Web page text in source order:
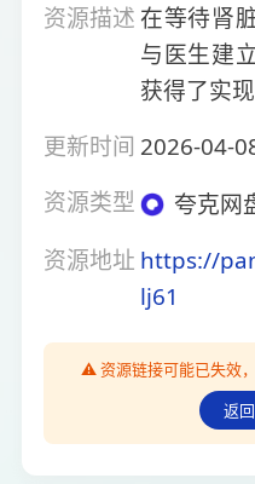
资源描述在等待肾
与医生建
获得了实
更新时间 2026-04-
资源类型
夸克网
资源地址 https://
lj61
⚠️ 资源链接可能已失效
返